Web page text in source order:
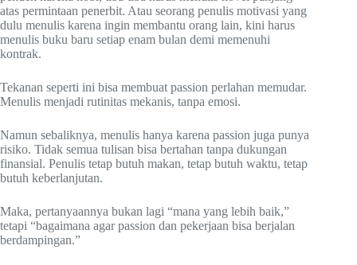
atas permintaan penerbit. Atau seorang penulis motivasi yang
dulu menulis karena ingin membantu orang lain, kini harus
menulis buku baru setiap enam bulan demi memenuhi
kontrak.
Tekanan seperti ini bisa membuat passion perlahan memudar.
Menulis menjadi rutinitas mekanis, tanpa emosi.
Namun sebaliknya, menulis hanya karena passion juga punya
risiko. Tidak semua tulisan bisa bertahan tanpa dukungan
finansial. Penulis tetap butuh makan, tetap butuh waktu, tetap
butuh keberlanjutan.
Maka, pertanyaannya bukan lagi “mana yang lebih baik,”
tetapi “bagaimana agar passion dan pekerjaan bisa berjalan
berdampingan.”